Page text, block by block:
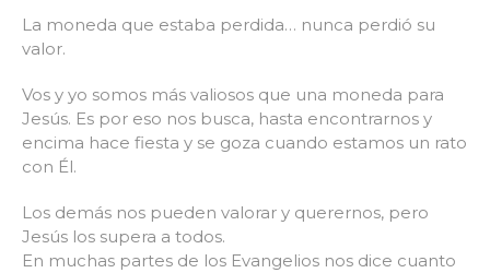
La moneda que estaba perdida… nunca perdió su
valor.
Vos y yo somos más valiosos que una moneda para
Jesús. Es por eso nos busca, hasta encontrarnos y
encima hace fiesta y se goza cuando estamos un rato
con Él.
Los demás nos pueden valorar y querernos, pero
Jesús los supera a todos.
En muchas partes de los Evangelios nos dice cuanto